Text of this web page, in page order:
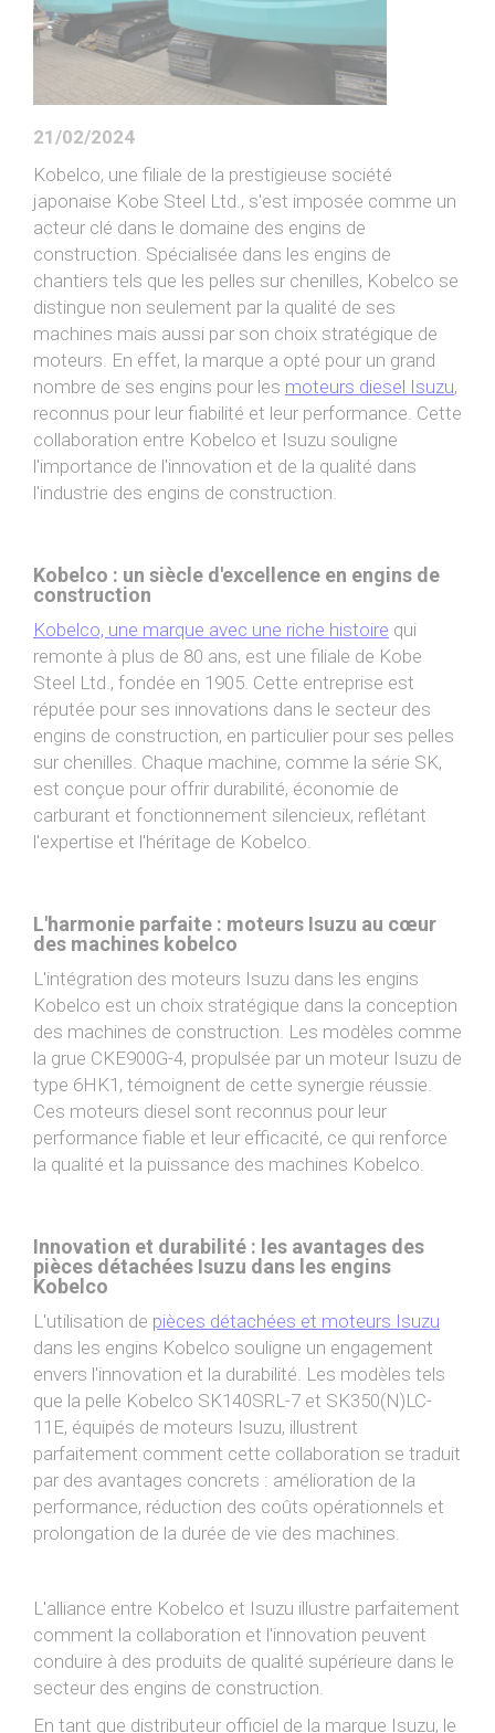
21/02/2024
Kobelco, une filiale de la prestigieuse société
japonaise Kobe Steel Ltd., s'est imposée comme un
acteur clé dans le domaine des engins de
construction. Spécialisée dans les engins de
chantiers tels que les pelles sur chenilles, Kobelco se
distingue non seulement par la qualité de ses
machines mais aussi par son choix stratégique de
moteurs. En effet, la marque a opté pour un grand
nombre de ses engins pour les moteurs diesel Isuzu,
reconnus pour leur fiabilité et leur performance. Cette
collaboration entre Kobelco et Isuzu souligne
l'importance de l'innovation et de la qualité dans
l'industrie des engins de construction.
Kobelco : un siècle d'excellence en engins de
construction
Kobelco, une marque avec une riche histoire qui
remonte à plus de 80 ans, est une filiale de Kobe
Steel Ltd., fondée en 1905. Cette entreprise est
réputée pour ses innovations dans le secteur des
engins de construction, en particulier pour ses pelles
sur chenilles. Chaque machine, comme la série SK,
est conçue pour offrir durabilité, économie de
carburant et fonctionnement silencieux, reflétant
l'expertise et l'héritage de Kobelco.
L'harmonie parfaite : moteurs Isuzu au cœur
des machines kobelco
L'intégration des moteurs Isuzu dans les engins
Kobelco est un choix stratégique dans la conception
des machines de construction. Les modèles comme
la grue CKE900G-4, propulsée par un moteur Isuzu de
type 6HK1 , témoignent de cette synergie réussie.
Ces moteurs diesel sont reconnus pour leur
performance fiable et leur efficacité, ce qui renforce
la qualité et la puissance des machines Kobelco.
Innovation et durabilité : les avantages des
pièces détachées Isuzu dans les engins
Kobelco
L'utilisation de pièces détachées et moteurs Isuzu
dans les engins Kobelco souligne un engagement
envers l'innovation et la durabilité. Les modèles tels
que la pelle Kobelco SK140SRL-7 et SK350(N)LC-
11E, équipés de moteurs Isuzu, illustrent
parfaitement comment cette collaboration se traduit
par des avantages concrets : amélioration de la
performance, réduction des coûts opérationnels et
prolongation de la durée de vie des machines.
L'alliance entre Kobelco et Isuzu illustre parfaitement
comment la collaboration et l'innovation peuvent
conduire à des produits de qualité supérieure dans le
secteur des engins de construction.
En tant que distributeur officiel de la marque Isuzu, le
PIAGGIO ASSISTANCE
0805 54 06 54